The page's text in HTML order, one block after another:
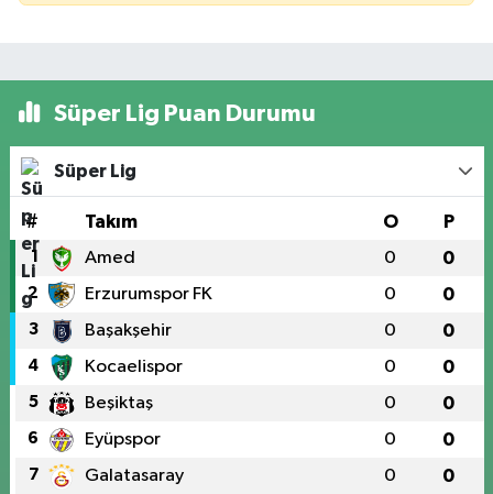
Süper Lig Puan Durumu
Süper Lig
# Takım O P
1 Amed 0 0
2 Erzurumspor FK 0 0
3 Başakşehir 0 0
4 Kocaelispor 0 0
5 Beşiktaş 0 0
6 Eyüpspor 0 0
7 Galatasaray 0 0